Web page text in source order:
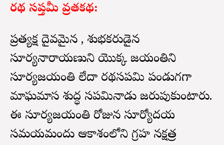
రథ సప్తమీ వ్రతకథ:
ప్రత్యక్ష దైవమైన , శుభకరుడైన
సూర్యనారాయణుని యొక్క జయంతిని
సూర్యజయంతి లేదా రథసప్తమి పండుగగా
మాఘమాస శుద్ధ సప్తమినాడు జరుపుకుంటారు.
ఈ సూర్యజయంతి రోజున సూర్యోదయ
సమయమందు ఆకాశంలోని గ్రహ నక్షత్ర